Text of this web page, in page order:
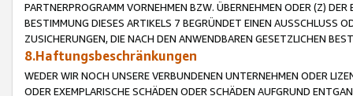
PARTNERPROGRAMM VORNEHMEN BZW. ÜBERNEHMEN ODER (Z)
BESTIMMUNG DIESES ARTIKELS 7 BEGRÜNDET EINEN AUSSCHLUSS
ZUSICHERUNGEN, DIE NACH DEN ANWENDBAREN GESETZLICHEN
8.Haftungsbeschränkungen
WEDER WIR NOCH UNSERE VERBUNDENEN UNTERNEHMEN ODER
ODER EXEMPLARISCHE SCHÄDEN ODER SCHÄDEN AUFGRUND